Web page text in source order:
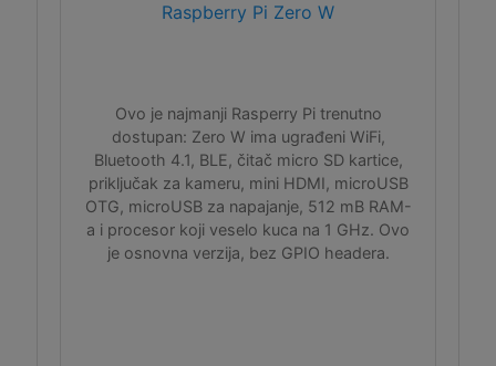
Raspberry Pi Zero W
Ovo je najmanji Rasperry Pi trenutno
dostupan: Zero W ima ugrađeni WiFi,
Bluetooth 4.1, BLE, čitač micro SD kartice,
priključak za kameru, mini HDMI, microUSB
OTG, microUSB za napajanje, 512 mB RAM-
a i procesor koji veselo kuca na 1 GHz. Ovo
je osnovna verzija, bez GPIO headera.